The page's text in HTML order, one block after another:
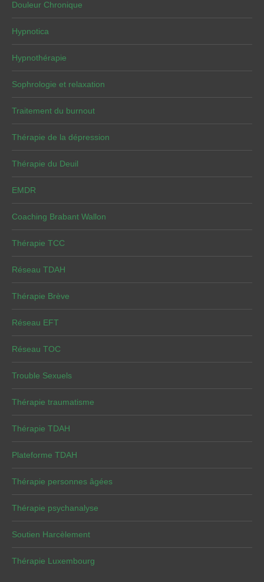
Douleur Chronique
Hypnotica
Hypnothérapie
Sophrologie et relaxation
Traitement du burnout
Thérapie de la dépression
Thérapie du Deuil
EMDR
Coaching Brabant Wallon
Thérapie TCC
Réseau TDAH
Thérapie Brève
Réseau EFT
Réseau TOC
Trouble Sexuels
Thérapie traumatisme
Thérapie TDAH
Plateforme TDAH
Thérapie personnes âgées
Thérapie psychanalyse
Soutien Harcèlement
Thérapie Luxembourg